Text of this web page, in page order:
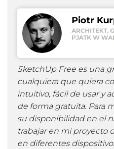
Piotr
ARCHITEKT,
PJATK W
SketchUp Free es una
cualquiera que quiera
intuitivo, fácil de usar y
de forma gratuita. Para
su disponibilidad en el
trabajar en mi proyecto
en diferentes